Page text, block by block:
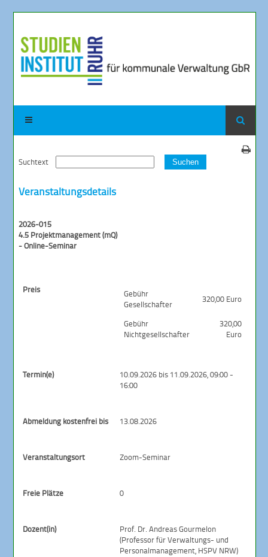
Suchtext Suchen
Veranstaltungsdetails
2026-015
4.5 Projektmanagement (mQ)
- Online-Seminar
Preis
Gebühr
Gesellschafter
320,00 Euro
Gebühr
Nichtgesellschafter
320,00
Euro
Termin(e)
10.09.2026 bis 11.09.2026, 09:00 -
16:00
Abmeldung kostenfrei bis 13.08.2026
Veranstaltungsort Zoom-Seminar
Freie Plätze 0
Dozent(in)
Prof. Dr. Andreas Gourmelon
(Professor für Verwaltungs- und
Personalmanagement, HSPV NRW)